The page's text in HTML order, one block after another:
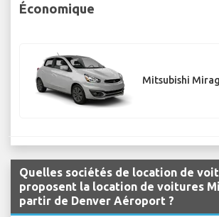
Économique
Mitsubishi
Quelles sociétés de location de
proposent la location de voitures
partir de Denver Aéroport ?